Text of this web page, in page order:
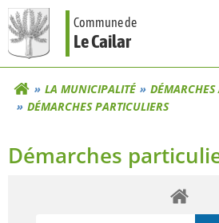
Aller
au
contenu
Commune de
Le Cailar
LA MUNICIPALITÉ
DÉMARCHES PARTICULIERS
Démarches